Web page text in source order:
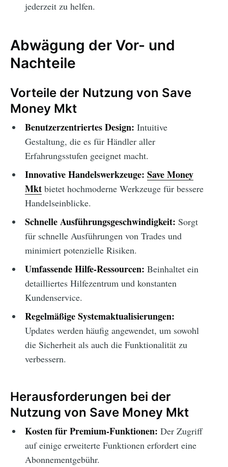
jederzeit zu helfen.
Abwägung der Vor- und
Nachteile
Vorteile der Nutzung von Save
Money Mkt
Benutzerzentriertes Design: Intuitive
Gestaltung, die es für Händler aller
Erfahrungsstufen geeignet macht.
Innovative Handelswerkzeuge: Save Money
Mktbietet hochmoderne Werkzeuge für bessere
Handelseinblicke.
Schnelle Ausführungsgeschwindigkeit: Sorgt
für schnelle Ausführungen von Trades und
minimiert potenzielle Risiken.
Umfassende Hilfe-Ressourcen: Beinhaltet ein
detailliertes Hilfezentrum und konstanten
Kundenservice.
Regelmäßige Systemaktualisierungen:
Updates werden häufig angewendet, um sowohl
die Sicherheit als auch die Funktionalität zu
verbessern.
Herausforderungen bei der
Nutzung von Save Money Mkt
Kosten für Premium-Funktionen: Der Zugriff
auf einige erweiterte Funktionen erfordert eine
Abonnementgebühr.